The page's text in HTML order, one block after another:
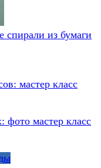
спирали из бумаги
мастер класс
мастер класс